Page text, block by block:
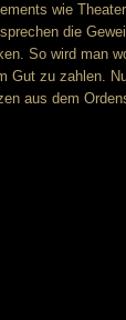
wie
die
So wird man
Gut zu zahlen.
aus dem